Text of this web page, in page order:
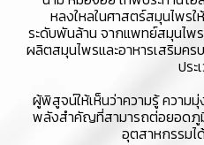
หลงใหลในศาสตร์สมุนไพร
ระดับ พันล้าน จากแพทย์สมุนไพ
ผลิตสมุนไพรและอาหารเสริมคร
ประ
ผู้พิสูจน์ให้เห็นว่าความรู้ ความ
พลังสำคัญที่สามารถต่อยอดภู
อุตสาหกรรมไ